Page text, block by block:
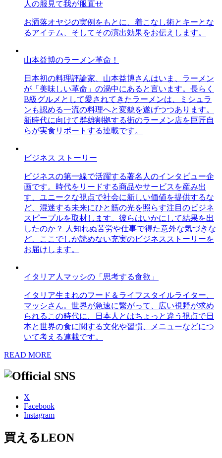
人の服見て我が服直せ
お洒落オヤジの実例をもとに、着こなし術とキーとな
るアイテム、そしてその演出効果をお伝えします。
山本益博のラーメン革命！
日本初の料理評論家、山本益博さんはいま、ラーメン
が「美味しい革命」の渦中にあると言います。長らく
B級グルメとして愛されてきたラーメンは、ミシュラ
ンも認める一流の料理へと変貌を遂げつつあります。
新時代に向けて群雄割拠する街のラーメン店を巨匠自
らが実食リポートする連載です。
ビジネス ストーリー
ビジネスの第一線で活躍する著名人のインタビュー企
画です。時代をリードする商品やサービスを産み出
す、ユニークな視点で社会に新しい価値を提供するな
ど、混迷する未来にひと筋の光を照らす注目のビジネ
スピープルを取材します。彼らはいかにして結果を出
したのか？ 人知れぬ苦労や仕事で得た意外な気づきな
ど、ここでしか読めない充実のビジネスストーリーを
お届けします。
イタリア人マッシの「思考する食欲」
イタリア生まれのフード＆ライフスタイルライター、
マッシさん。世界が急速に繋がって、広い視野が求め
られるこの時代に、日本人とはちょっと違う視点で日
本と世界の食に関する文化や習慣、メニューなどにつ
いて考える連載です。
READ MORE
X
Facebook
Instagram
買えるLEON